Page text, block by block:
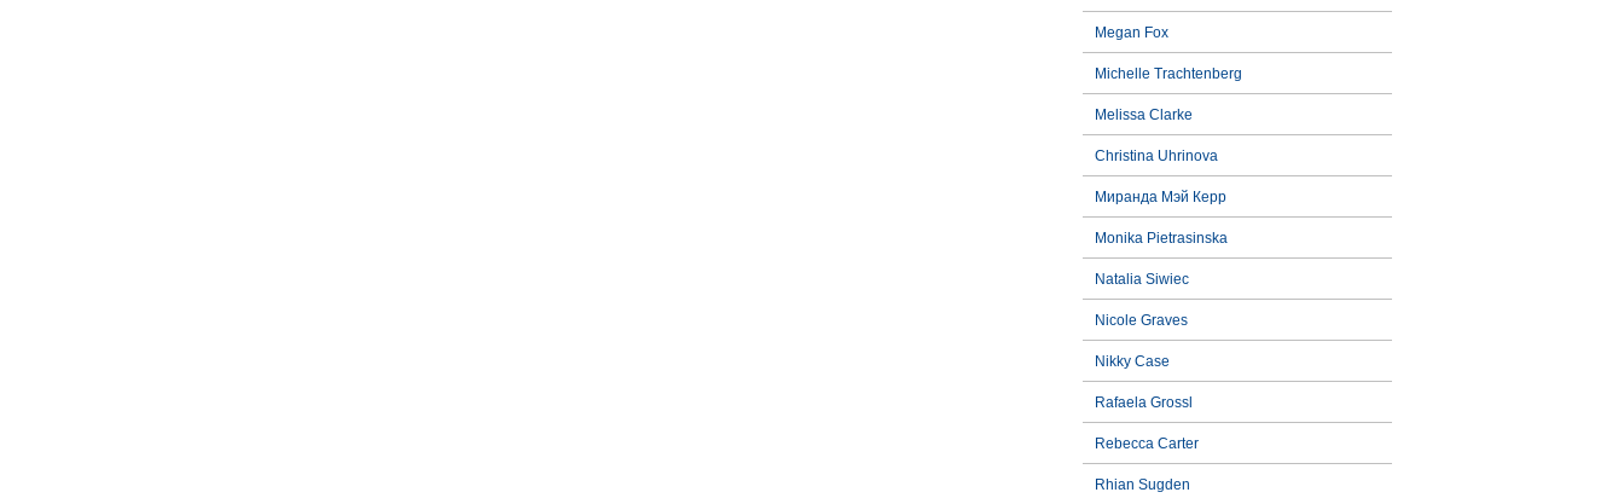
Megan Fox
Michelle Trachtenberg
Melissa Clarke
Christina Uhrinova
Миранда Мэй Керр
Monika Pietrasinska
Natalia Siwiec
Nicole Graves
Nikky Case
Rafaela Grossl
Rebecca Carter
Rhian Sugden